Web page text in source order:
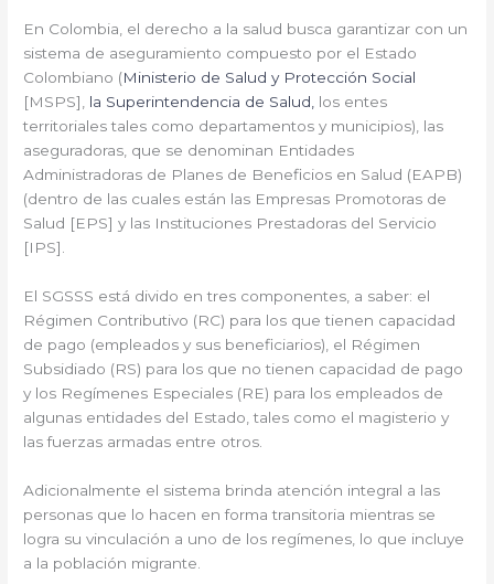
En Colombia, el derecho a la salud busca garantizar con un
sistema de aseguramiento compuesto por el Estado
Colombiano (Ministerio de Salud y Protección Social
[MSPS], la Superintendencia de Salud, los entes
territoriales tales como departamentos y municipios), las
aseguradoras, que se denominan Entidades
Administradoras de Planes de Beneficios en Salud (EAPB)
(dentro de las cuales están las Empresas Promotoras de
Salud [EPS] y las Instituciones Prestadoras del Servicio
[IPS].
El SGSSS está divido en tres componentes, a saber: el
Régimen Contributivo (RC) para los que tienen capacidad
de pago (empleados y sus beneficiarios), el Régimen
Subsidiado (RS) para los que no tienen capacidad de pago
y los Regímenes Especiales (RE) para los empleados de
algunas entidades del Estado, tales como el magisterio y
las fuerzas armadas entre otros.
Adicionalmente el sistema brinda atención integral a las
personas que lo hacen en forma transitoria mientras se
logra su vinculación a uno de los regímenes, lo que incluye
a la población migrante.